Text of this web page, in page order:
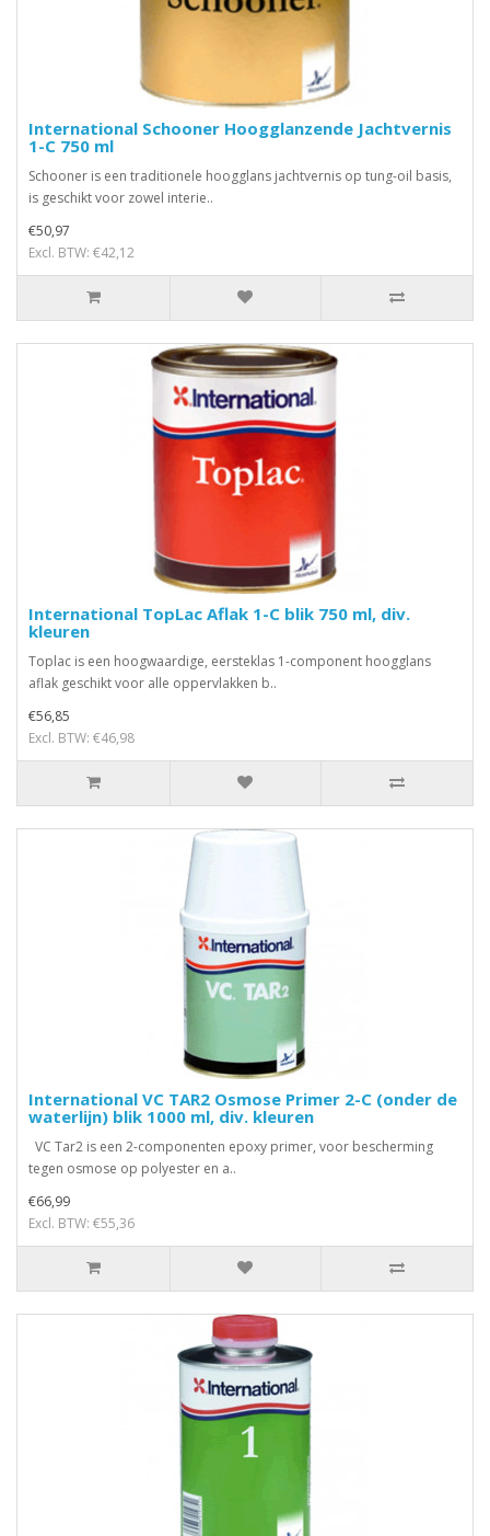
International Schooner Hoogglanzende Jachtvernis
1-C 750 ml
Schooner is een traditionele hoogglans jachtvernis op tung-oil basis,
is geschikt voor zowel interie..
€50,97
Excl. BTW: €42,12
International TopLac Aflak 1-C blik 750 ml, div.
kleuren
Toplac is een hoogwaardige, eersteklas 1-component hoogglans
aflak geschikt voor alle oppervlakken b..
€56,85
Excl. BTW: €46,98
International VC TAR2 Osmose Primer 2-C (onder de
waterlijn) blik 1000 ml, div. kleuren
VC Tar2 is een 2-componenten epoxy primer, voor bescherming
tegen osmose op polyester en a..
€66,99
Excl. BTW: €55,36